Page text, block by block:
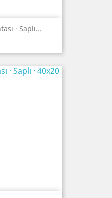
· Saplı...